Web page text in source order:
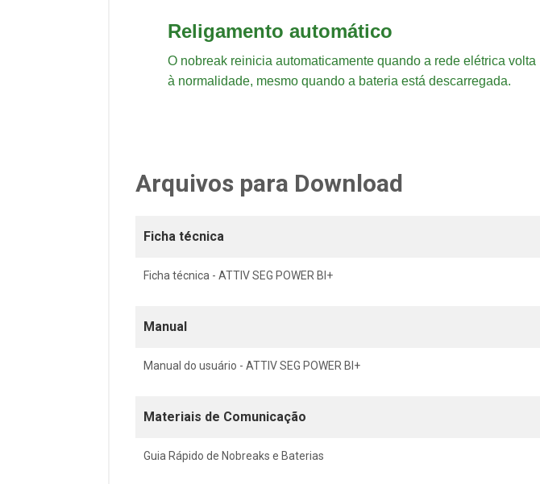
Religamento automático
O nobreak reinicia automaticamente quando a rede elétrica volta
à normalidade, mesmo quando a bateria está descarregada.
Arquivos para Download
Ficha técnica
Ficha técnica - ATTIV SEG POWER BI+
Manual
Manual do usuário - ATTIV SEG POWER BI+
Materiais de Comunicação
Guia Rápido de Nobreaks e Baterias